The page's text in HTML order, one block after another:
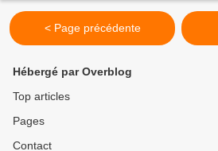
< Page précédente
Hébergé par Overblog
Top articles
Pages
Contact